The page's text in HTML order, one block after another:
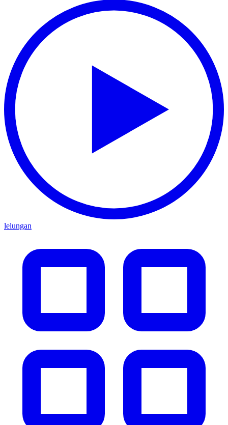
lelungan